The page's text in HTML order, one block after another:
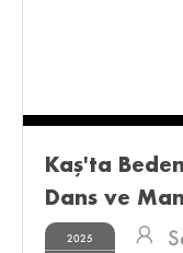
Kaş'ta
Dans ve
2025